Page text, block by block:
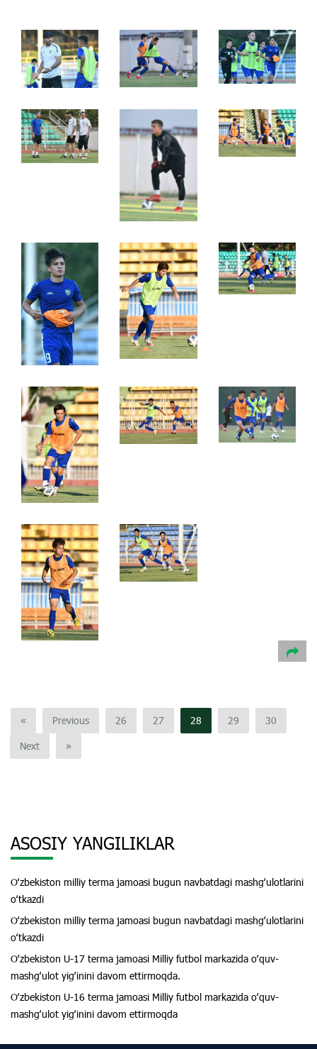
« Previous 26 27 28 29 30
Next »
ASOSIY YANGILIKLAR
Oʻzbekiston milliy terma jamoasi bugun navbatdagi mashgʻulotlarini
oʻtkazdi
Oʻzbekiston milliy terma jamoasi bugun navbatdagi mashgʻulotlarini
oʻtkazdi
Oʻzbekiston U-17 terma jamoasi Milliy futbol markazida oʻquv-
mashgʻulot yigʻinini davom ettirmoqda.
Oʻzbekiston U-16 terma jamoasi Milliy futbol markazida oʻquv-
mashgʻulot yigʻinini davom ettirmoqda